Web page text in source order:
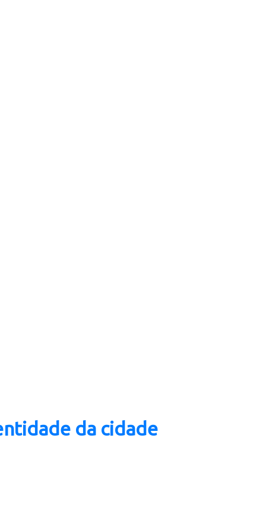
da cidade